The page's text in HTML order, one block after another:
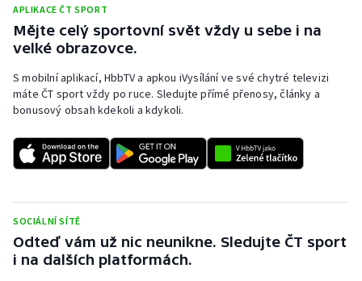
Ragby
Rychlobruslení
Rychlostní kanoistika
Sportovní střelba
Stolní tenis
Triatlon
APLIKACE ČT SPORT
Mějte celý sportovní svět vždy u sebe i na
velké obrazovce.
S mobilní aplikací, HbbTV a apkou iVysílání ve své chytré televizi
máte ČT sport vždy po ruce. Sledujte přímé přenosy, články a
bonusový obsah kdekoli a kdykoli.
SOCIÁLNÍ SÍTĚ
Odteď vám už nic neunikne. Sledujte ČT sport
i na dalších platformách.